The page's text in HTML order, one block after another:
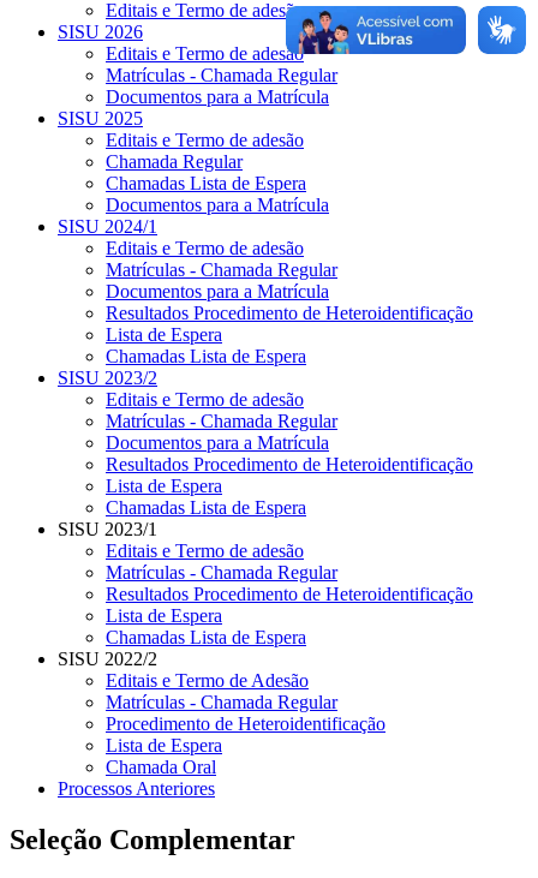
Editais e Termo de adesão
SISU 2026
Editais e Termo de adesão
Matrículas - Chamada Regular
Documentos para a Matrícula
SISU 2025
Editais e Termo de adesão
Chamada Regular
Chamadas Lista de Espera
Documentos para a Matrícula
SISU 2024/1
Editais e Termo de adesão
Matrículas - Chamada Regular
Documentos para a Matrícula
Resultados Procedimento de Heteroidentificação
Lista de Espera
Chamadas Lista de Espera
SISU 2023/2
Editais e Termo de adesão
Matrículas - Chamada Regular
Documentos para a Matrícula
Resultados Procedimento de Heteroidentificação
Lista de Espera
Chamadas Lista de Espera
SISU 2023/1
Editais e Termo de adesão
Matrículas - Chamada Regular
Resultados Procedimento de Heteroidentificação
Lista de Espera
Chamadas Lista de Espera
SISU 2022/2
Editais e Termo de Adesão
Matrículas - Chamada Regular
Procedimento de Heteroidentificação
Lista de Espera
Chamada Oral
Processos Anteriores
Seleção Complementar